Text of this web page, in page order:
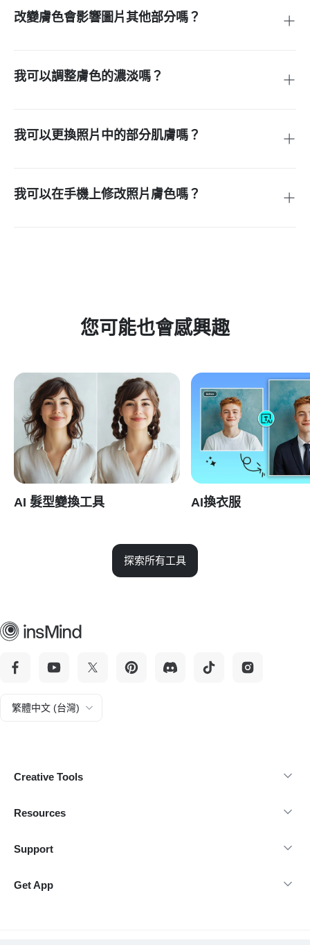
改變膚色會影響圖片其他部分嗎？
光線不受影響。
我可以調整膚色的濃淡嗎？
我可以更換照片中的部分肌膚嗎？
程度，使整體看起來更均勻。
我可以在手機上修改照片膚色嗎？
您可能也會感興趣
AI 髮型變換工具 AI換衣服
探索所有工具
繁體中文 (台灣)
Creative Tools
Resources
Support
Get App